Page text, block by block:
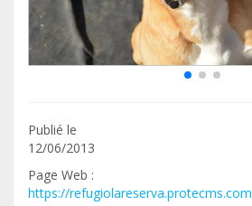
Publié le
12/06/2013
Page Web :
https://refugiolareserva.protecms.com